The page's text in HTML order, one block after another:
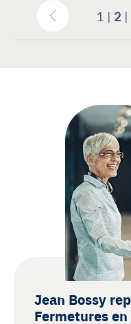
1 | 2 |
Jean Bossy
Fermetures